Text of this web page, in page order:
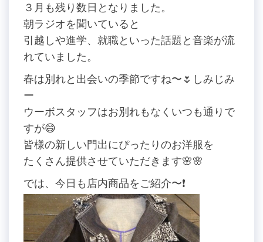
３月も残り数日となりました。
朝ラジオを聞いていると
引越しや進学、就職といった話題と音楽が流
れていました。
春は別れと出会いの季節ですね〜🌷しみじみ
ー
ウーボスタッフはお別れもなくいつも通りで
すが😄
皆様の新しい門出にぴったりのお洋服を
たくさん提供させていただきます🌸🌸
では、今日も店内商品をご紹介〜❗️